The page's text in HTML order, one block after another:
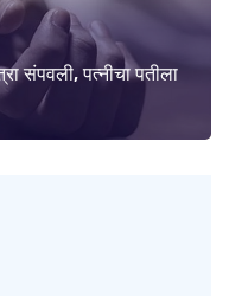
संपवली, पत्नीचा पतीला